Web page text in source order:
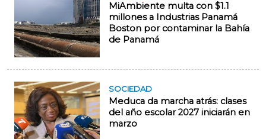
MiAmbiente multa con $1.1
millones a Industrias Panamá
Boston por contaminar la Bahía
de Panamá
SOCIEDAD
Meduca da marcha atrás: clases
del año escolar 2027 iniciarán en
marzo